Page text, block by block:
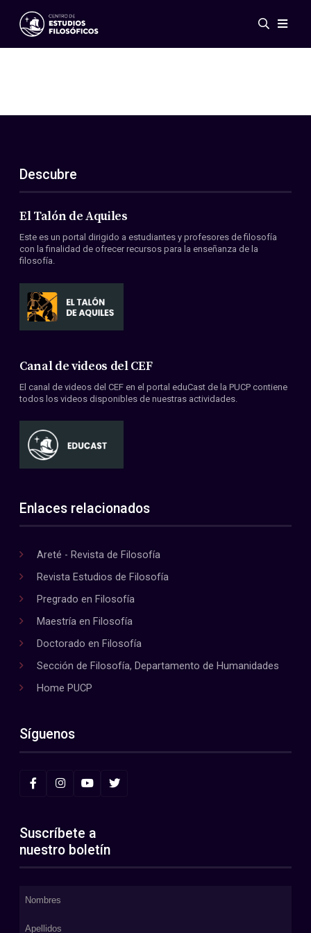
Eventos
ES
EN
Acerca de nosotros
Miembros
Convenios
Descubre
El Talón de Aquiles
Este es un portal dirigido a estudiantes y profesores de filosofía
con la finalidad de ofrecer recursos para la enseñanza de la
filosofía.
Canal de videos del CEF
El canal de videos del CEF en el portal eduCast de la PUCP contiene
todos los videos disponibles de nuestras actividades.
Enlaces relacionados
Areté - Revista de Filosofía
Revista Estudios de Filosofía
Pregrado en Filosofía
Maestría en Filosofía
Doctorado en Filosofía
Sección de Filosofía, Departamento de Humanidades
Home PUCP
Síguenos
Suscríbete a
nuestro boletín